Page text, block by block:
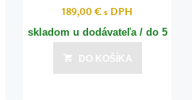
189,00 €s DPH
skladom u dodávateľa / do 5
dní
Posledná aktualizácia dnes o 03:00
DO KOŠÍKA